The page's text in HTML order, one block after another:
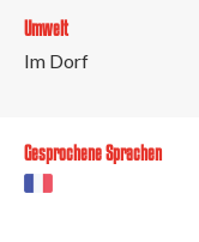
Umwelt
Im Dorf
Gesprochene Sprachen